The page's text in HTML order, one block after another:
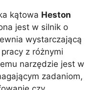
kątowa Heston
jest w silnik o
wystarczającą
z różnymi
narzędzie jest w
zadaniom,